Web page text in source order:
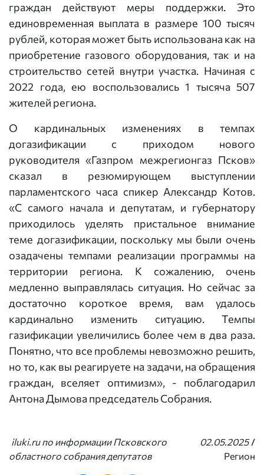
граждан действуют меры поддержки. Это
единовременная выплата в размере 100 тысяч
рублей, которая может быть использована как на
приобретение газового оборудования, так и на
строительство сетей внутри участка. Начиная с
2022 года, ею воспользовались 1 тысяча 507
жителей региона.
О кардинальных изменениях в темпах
догазификации с приходом нового
руководителя «Газпром межрегионгаз Псков»
сказал в резюмирующем выступлении
парламентского часа спикер Александр Котов.
«С самого начала и депутатам, и губернатору
приходилось уделять пристальное внимание
теме догазификации, поскольку мы были очень
озадачены темпами реализации программы на
территории региона. К сожалению, очень
медленно выправлялась ситуация. Но сейчас за
достаточно короткое время, вам удалось
кардинально изменить ситуацию. Темпы
газификации увеличились более чем в два раза.
Понятно, что все проблемы невозможно решить,
но то, как вы реагируете на задачи, на обращения
граждан, вселяет оптимизм», - поблагодарил
Антона Дымова председатель Собрания.
iluki.ru по информации Псковского
областного собрания депутатов
02.05.2025 /
Регион